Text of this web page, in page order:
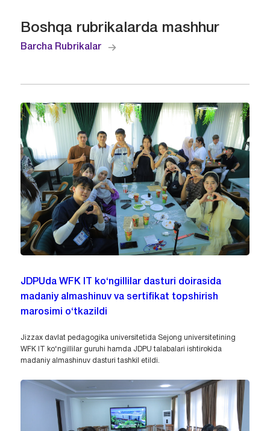
Boshqa rubrikalarda mashhur
Barcha Rubrikalar
JDPUda WFK IT ko‘ngillilar dasturi doirasida
madaniy almashinuv va sertifikat topshirish
marosimi o‘tkazildi
Jizzax davlat pedagogika universitetida Sejong universitetining
WFK IT ko‘ngillilar guruhi hamda JDPU talabalari ishtirokida
madaniy almashinuv dasturi tashkil etildi.